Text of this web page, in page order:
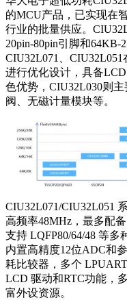
的MCU产品，已实现在
行业的批量供应。
20pin-80pin引脚和
CIU32L071、
进行优化设计，具备
色优势，CIU32L030则
阀、无磁计量模块等。
CIU32L071/CIU32L051
高频率48MHz，最多配
支持 LQFP80/64/48 等多
内置高精度12位ADC和
耗比较器，多个
LCD 驱动和RTC功能，
富外设资源。